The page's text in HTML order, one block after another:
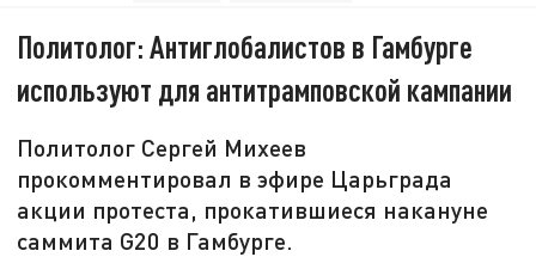
Политолог: Антиглобалистов в Гамбурге
используют для антитрамповской кампании
Политолог Сергей Михеев
прокомментировал в эфире Царьграда
акции протеста, прокатившиеся накануне
саммита G20 в Гамбурге.